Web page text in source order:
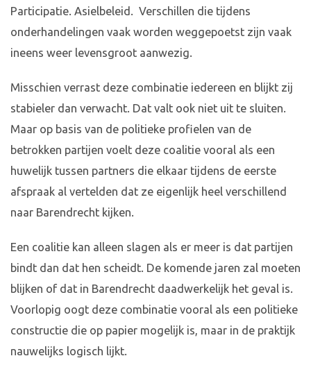
Participatie. Asielbeleid. Verschillen die tijdens
onderhandelingen vaak worden weggepoetst zijn vaak
ineens weer levensgroot aanwezig.
Misschien verrast deze combinatie iedereen en blijkt zij
stabieler dan verwacht. Dat valt ook niet uit te sluiten.
Maar op basis van de politieke profielen van de
betrokken partijen voelt deze coalitie vooral als een
huwelijk tussen partners die elkaar tijdens de eerste
afspraak al vertelden dat ze eigenlijk heel verschillend
naar Barendrecht kijken.
Een coalitie kan alleen slagen als er meer is dat partijen
bindt dan dat hen scheidt. De komende jaren zal moeten
blijken of dat in Barendrecht daadwerkelijk het geval is.
Voorlopig oogt deze combinatie vooral als een politieke
constructie die op papier mogelijk is, maar in de praktijk
nauwelijks logisch lijkt.